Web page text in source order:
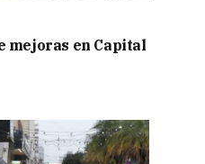
mejoras en Capital